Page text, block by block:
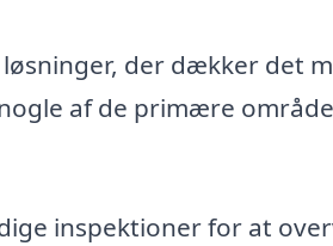
der dækker det
af de primære
inspektioner for at